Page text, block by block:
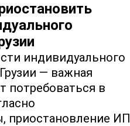
индивидуального
— важная
потребоваться в
приостановление ИП